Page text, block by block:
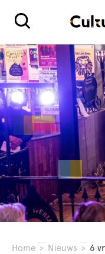
Home > Nieuws > 6